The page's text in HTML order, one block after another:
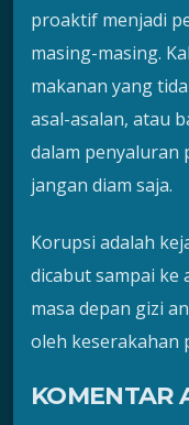
proaktif menjadi
masing-masing.
makanan yang
asal-asalan, atau
dalam penyaluran
jangan diam saja.
Korupsi adalah
dicabut sampai ke
masa depan gizi
oleh keserakahan
KOMENTAR